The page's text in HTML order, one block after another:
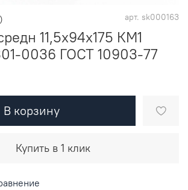
арт. sk000163
11,5х94х175 КМ1
0036 ГОСТ 10903-77
В корзину
Купить в 1 клик